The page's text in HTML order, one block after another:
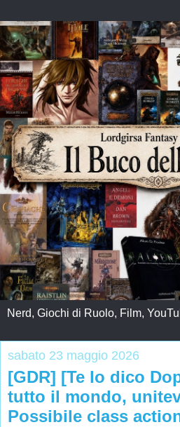
Nerd, Giochi di Ruolo, Film,
sabato 23 maggio 2026
[GDR] [Te lo dico
tutto il mondo,
Possibile class